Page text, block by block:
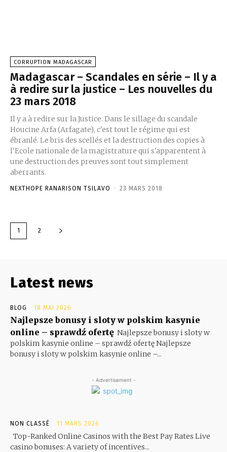
CORRUPTION MADAGASCAR
Madagascar – Scandales en série – Il y a
à redire sur la justice – Les nouvelles du
23 mars 2018
Il y a à redire sur la Justice. Dans le sillage du scandale
Houcine Arfa (Arfagate), c'est tout le régime qui est
ébranlé. Le bris des scellés et la destruction des copies à
l'Ecole nationale de la magistrature qui s'apparentent à
une destruction des preuves sont tout simplement
aberrants.
NEXTHOPE RANARISON TSILAVO - 23 MARS 2018
1 2
Latest news
BLOG 18 MAI 2026
Najlepsze bonusy i sloty w polskim kasynie
online – sprawdź ofertę Najlepsze bonusy i sloty w
polskim kasynie online – sprawdź ofertę Najlepsze
bonusy i sloty w polskim kasynie online –...
- Advertisement -
NON CLASSÉ 11 MARS 2026
Top-Ranked Online Casinos with the Best Pay Rates Live
casino bonuses: A variety of incentives...